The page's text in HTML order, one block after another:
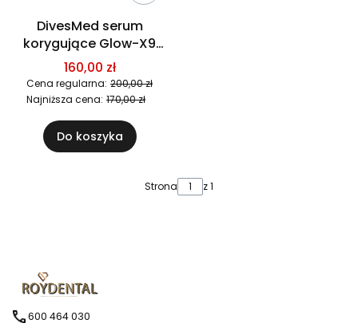
DivesMed serum
korygujące Glow-X9
30ml
160,00 zł
Cena regularna: 200,00 zł
Najniższa cena: 170,00 zł
Do koszyka
Strona z 1
600 464 030